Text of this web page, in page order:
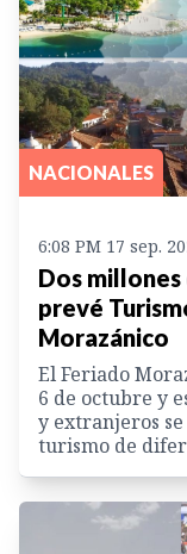
NACIONALES
6:08 PM 17 sep.
Dos
prevé
Morazánico
El Feriado
6 de octubre y
y extranjeros
turismo de